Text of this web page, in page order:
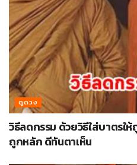
ดูดวง
วิธีลดกรรม ด้วยวิธีใส่บาตรใ
ถูกหลัก ดีทันตาเห็น